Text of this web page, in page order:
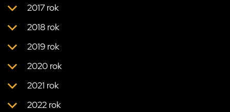
2017 rok
2018 rok
2019 rok
2020 rok
2021 rok
2022 rok